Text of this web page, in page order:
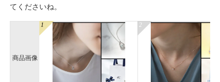
てくださいね。
商品画像